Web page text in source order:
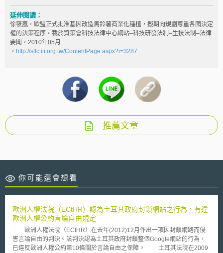
延伸閱讀：
徐筱嵐，歐盟正式批准基因改造馬鈴薯商業化種植，擬朝向規劃尊重各國決定
權的決策程序，載於資策會科技法律中心網站–科技研發法制–生技法制–法律
要聞，2010年05月
， http://stlc.iii.org.tw/ContentPage.aspx?i=3287
推薦文章
你可能還會想看
歐洲人權法院（ECtHR）認為土耳其政府封鎖網站之行為，有違
歐洲人權公約言論自由規定
歐洲人權法院（ECtHR）在去年(2012)12月作出一項因封鎖網路而侵
害言論自由的判決。該判決認為土耳其政府封鎖整個Google網站的行為，
已違反歐洲人權公約第10條關於言論自由之保障。 土耳其法院在2009